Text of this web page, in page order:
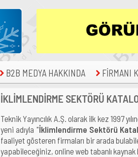
B2B MEDYA HAKKINDA FİRMANI
İKLİMLENDİRME SEKTÖRÜ
Teknik Yayıncılık A.Ş. olarak ilk kez 1997
yeni adıyla "İklimlendirme Sektörü
faaliyet gösteren firmaları bir arada
yapabileceğiniz, online web tabanlı kaynak